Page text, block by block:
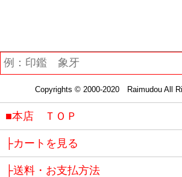
Copyrights © 2000-2020 Raimudou All
■本店 ＴＯＰ
├カートを見る
├送料・お支払方法